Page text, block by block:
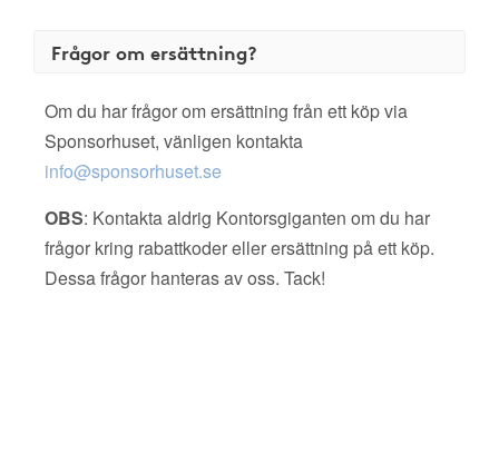
Frågor om ersättning?
Om du har frågor om ersättning från ett köp via
Sponsorhuset, vänligen kontakta
info@sponsorhuset.se
OBS: Kontakta aldrig Kontorsgiganten om du har
frågor kring rabattkoder eller ersättning på ett köp.
Dessa frågor hanteras av oss. Tack!